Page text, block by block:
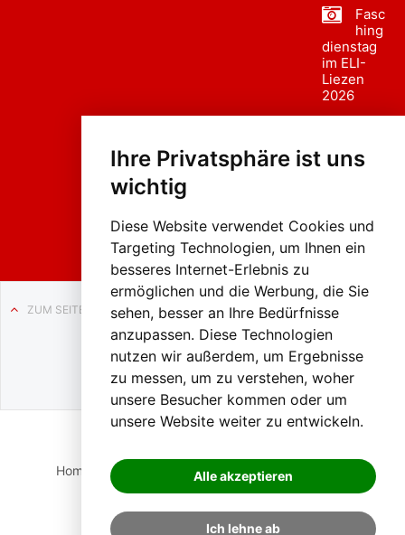
Ihre Privatsphäre ist uns
wichtig
Diese Website verwendet Cookies und
Targeting Technologien, um Ihnen ein
besseres Internet-Erlebnis zu
ermöglichen und die Werbung, die Sie
sehen, besser an Ihre Bedürfnisse
anzupassen. Diese Technologien
nutzen wir außerdem, um Ergebnisse
zu messen, um zu verstehen, woher
unsere Besucher kommen oder um
unsere Website weiter zu entwickeln.
Alle akzeptieren
Ich lehne ab
Fasc
hing
dienstag
im ELI-
Liezen
2026
sumzug
Liezen
ZUM SEITENANFANG
Auf BLO24.at werben?
+43 (0)664 2226600
Home Suche Login Impressum
Datenschutz